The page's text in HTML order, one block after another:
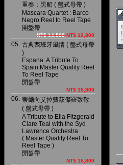
重奏：黑船 ( 盤式母帶 )
Mascara Quartet : Barco
Negro Reel to Reel Tape
開盤帶
NT$ 14,500NT$ 12,800
05. 古典西班牙風情 ( 盤式母帶
)
Espana: A Tribute To
Spain Master Quality Reel
To Reel Tape
開盤帶
NT$ 15,800
06. 蒂爾向艾拉費茲傑羅致敬
( 盤式母帶 )
A Tribute to Ella Fitzgerald
Clare Teal with the Syd
Lawrence Orchestra
( Master Quality Reel To
Reel Tape )
開盤帶
NT$ 15,800